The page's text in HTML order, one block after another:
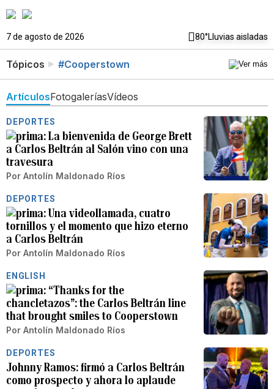
7 de agosto de 2026 80°Lluvias aisladas
Tópicos #Cooperstown
ArtículosFotogaleríasVídeos
DEPORTES
La bienvenida de George Brett
a Carlos Beltrán al Salón vino con una
travesura
Por Antolín Maldonado Ríos
DEPORTES
Una videollamada, cuatro
tornillos y el momento que hizo eterno
a Carlos Beltrán
Por Antolín Maldonado Ríos
ENGLISH
“Thanks for the
chancletazos”: the Carlos Beltrán line
that brought smiles to Cooperstown
Por Antolín Maldonado Ríos
DEPORTES
Johnny Ramos: firmó a Carlos Beltrán
como prospecto y ahora lo aplaude